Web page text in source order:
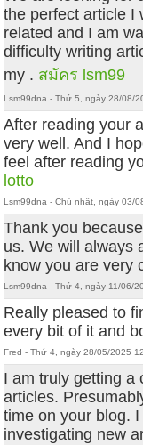
the perfect article I
related and I am
difficulty writing
my . สมัคร lsm99
Lsm99dna - Thứ 5, ngày 28/08/
After reading your
very well. And I
feel after reading
lotto
Lsm99dna - Chủ nhật, ngày 03/
Thank you
us. We will always
know you are very
Lsm99dna - Thứ 4, ngày 11/06/
Really pleased to
every bit of it and
Fred - Thứ 4, ngày 28/05/2025
I am truly getting a
articles.
time on your blog.
investigating new